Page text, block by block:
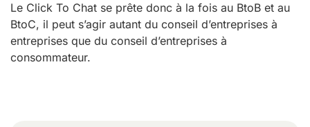
Le Click To Chat se prête donc à la fois au BtoB et au
BtoC, il peut s’agir autant du conseil d’entreprises à
entreprises que du conseil d’entreprises à
consommateur.